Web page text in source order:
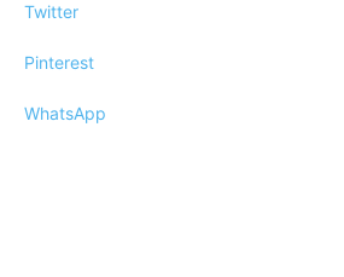
Twitter
Pinterest
WhatsApp